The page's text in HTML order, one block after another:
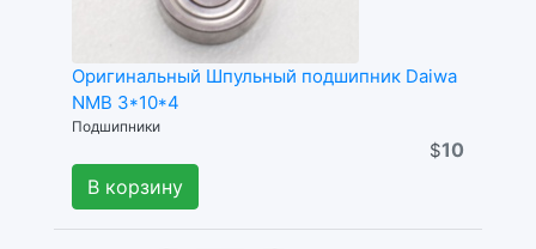
Оригинальный Шпульный подшипник Daiwa
NMB 3*10*4
Подшипники
$10
В корзину